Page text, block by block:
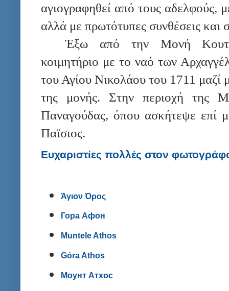
αγιογραφηθεί από τους αδελφούς,
αλλά με πρωτότυπες συνθέσεις και
Έξω από την Μονή
κοιμητήριο με το ναό των
του Αγίου Νικολάου του 1711 μαζί
της μονής. Στην περιοχή της
Παναγούδας, όπου ασκήτεψε επί
Παϊσιος.
Ευχαριστίες πολλές στον
Άγιον Όρος
Гора Афон
Muntele Athos
Góra Athos
Моунт Атхос